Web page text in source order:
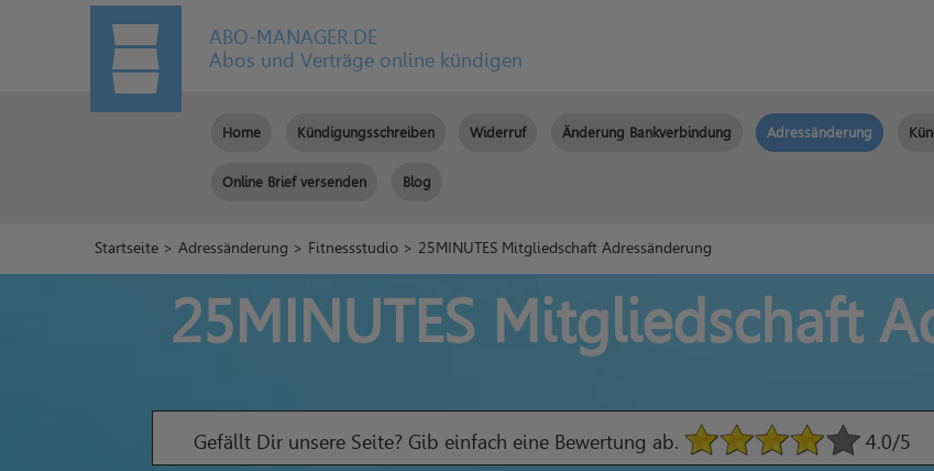
ABO-MANAGER.DE
Abos und Verträge online kündigen
Home Kündigungsschreiben Widerruf Änderung Bankverbindung Adressänderung
Online Brief versenden Blog
Startseite >Adressänderung > Fitnessstudio > 25MINUTES Mitgliedschaft Adressänderung
25MINUTES Mitgliedschaft
Gefällt Dir unsere Seite? Gib einfach eine Bewertung ab. 4.0/5